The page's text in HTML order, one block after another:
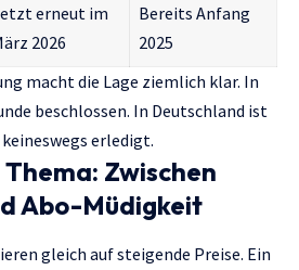
erneut im
2026
Bereits Anfang
2025
macht die Lage ziemlich klar. In
beschlossen. In Deutschland ist
erledigt.
Zwischen
Abo-Müdigkeit
gleich auf steigende Preise. Ein